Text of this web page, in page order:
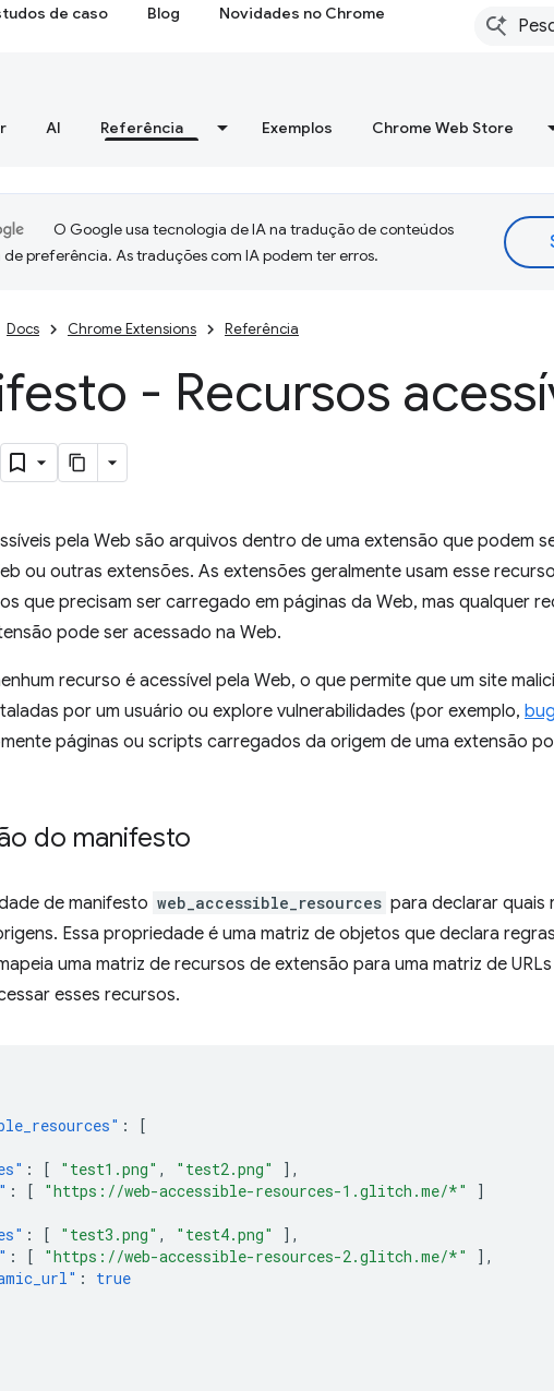
de caso Blog Novidades no Chrome
AI Referência Exemplos Chrome Web Store
O Google usa tecnologia de IA na tradução de conteúdos
de preferência. As traduções com IA podem ter erros.
Docs Chrome Extensions Referência
- Recursos
pela Web são arquivos dentro de uma extensão que podem
ou outras extensões. As extensões geralmente usam esse
que precisam ser carregado em páginas da Web, mas qualquer
pode ser acessado na Web.
recurso é acessível pela Web, o que permite que um site
por um usuário ou explore vulnerabilidades (por exemplo,
páginas ou scripts carregados da origem de uma extensão
do manifesto
de manifesto web_accessible_resources para declarar quais
Essa propriedade é uma matriz de objetos que declara
uma matriz de recursos de extensão para uma matriz de
esses recursos.
:
[
: [ "test1.png" , "test2.png"
],
: [ "https://web-accessible-resources-1.glitch.me/*"
]
: [ "test3.png" , "test4.png"
],
: [ "https://web-accessible-resources-2.glitch.me/*"
],
:
true